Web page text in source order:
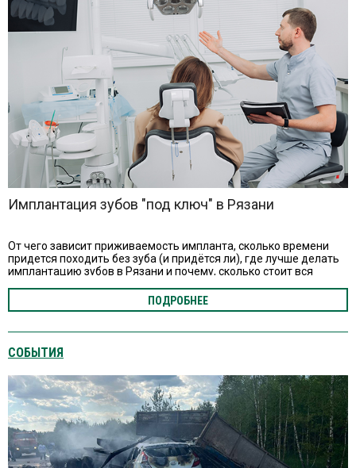
Имплантация зубов "под ключ" в Рязани
От чего зависит приживаемость импланта, сколько времени
придется походить без зуба (и придётся ли), где лучше делать
имплантацию зубов в Рязани и почему, сколько стоит вся
ПОДРОБНЕЕ
СОБЫТИЯ